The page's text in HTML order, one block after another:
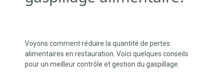
Voyons comment réduire la quantité de pertes
alimentaires en restauration. Voici quelques conseils
pour un meilleur contrôle et gestion du gaspillage.